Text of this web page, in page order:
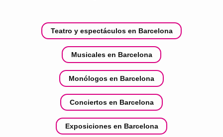
Teatro y espectáculos en Barcelona
Musicales en Barcelona
Monólogos en Barcelona
Conciertos en Barcelona
Exposiciones en Barcelona